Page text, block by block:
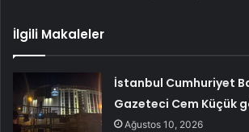
İlgili Makaleler
İstanbul Cumhuriyet
Gazeteci Cem Küçük
Ağustos 10, 2026